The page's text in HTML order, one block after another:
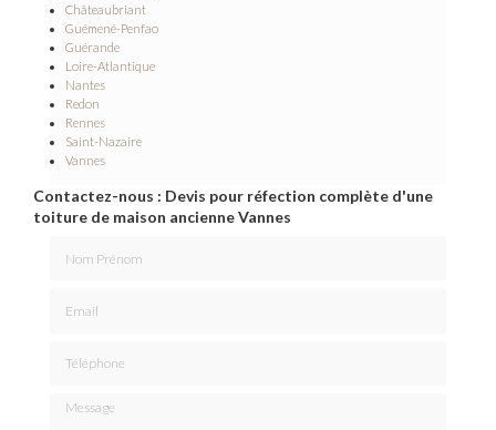
Châteaubriant
Guémené-Penfao
Guérande
Loire-Atlantique
Nantes
Redon
Rennes
Saint-Nazaire
Vannes
Contactez-nous : Devis pour réfection complète d'une
toiture de maison ancienne Vannes
Message